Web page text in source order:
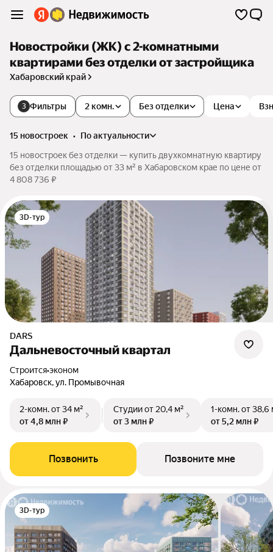
Новостройки (ЖК) с 2-комнатными
квартирами без отделки от застройщика
Хабаровский край
3 Фильтры Цена
2 комн. Без отделки
15 новостроек •
по актуальности
15 новостроек без отделки — купить двухкомнатную квартиру
без отделки площадью от 33 м² в Хабаровском крае по цене от
4 808 736 ₽
3D-тур
DARS
Дальневосточный квартал
Строится•эконом
Хабаровск, ул. Промывочная
2-комн.от 34 м²
от 4,8 млн ₽
Студииот 20,4 м²
от 3 млн ₽
1-комн.от 38,6
от 5,2 млн ₽
Позвонить Позвоните мне
3D-тур